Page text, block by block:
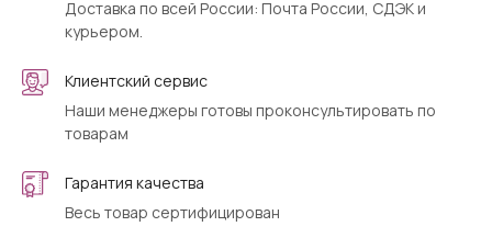
Доставка по всей России: Почта России, СДЭК и
курьером.
Клиентский сервис
Наши менеджеры готовы проконсультировать по
товарам
Гарантия качества
Весь товар сертифицирован